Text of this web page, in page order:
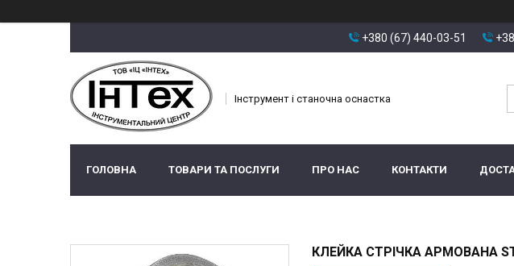
+380 (67) 440-03-51
Інструмент і станочна оснастка
ГОЛОВНА ТОВАРИ ТА ПОСЛУГИ ПРО НАС КОНТАКТИ
КЛЕЙКА СТРІЧКА АРМОВАНА